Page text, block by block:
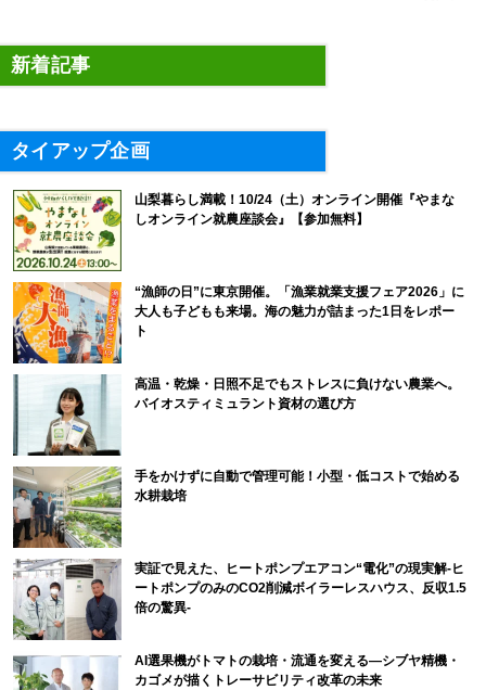
新着記事
タイアップ企画
山梨暮らし満載！10/24（土）オンライン開催『やまな
しオンライン就農座談会』【参加無料】
“漁師の日”に東京開催。「漁業就業支援フェア2026」に
大人も子どもも来場。海の魅力が詰まった1日をレポー
ト
高温・乾燥・日照不足でもストレスに負けない農業へ。
バイオスティミュラント資材の選び方
手をかけずに自動で管理可能！小型・低コストで始める
水耕栽培
実証で見えた、ヒートポンプエアコン“電化”の現実解-ヒ
ートポンプのみのCO2削減ボイラーレスハウス、反収1.5
倍の驚異-
AI選果機がトマトの栽培・流通を変える―シブヤ精機・
カゴメが描くトレーサビリティ改革の未来